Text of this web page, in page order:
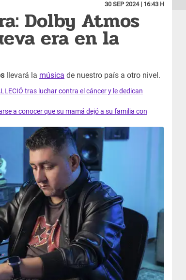
30 SEP 2024 | 16:43 H
Dolby Atmos
era en la
llevará la música de nuestro país a otro nivel.
tras luchar contra el cáncer y le dedican
a conocer que su mamá dejó a su familia con